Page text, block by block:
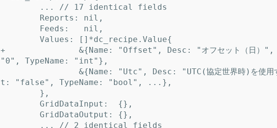
+ 		&{Name: "Offset", Desc: "オフセット（日）", Default:
"0", TypeName: "int"},
t: "false", TypeName: "bool", ...},